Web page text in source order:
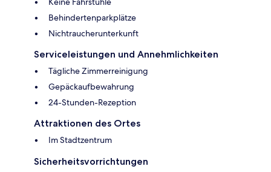
Behindertenparkplätze
Nichtraucherunterkunft
Serviceleistungen und Annehmlichkeiten
Tägliche Zimmerreinigung
Gepäckaufbewahrung
24-Stunden-Rezeption
Attraktionen des Ortes
Im Stadtzentrum
Sicherheitsvorrichtungen